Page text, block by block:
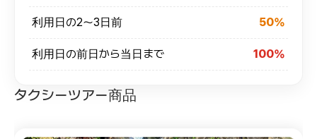
利用日の2～3日前 50%
利用日の前日から当日まで 100%
タクシーツアー商品